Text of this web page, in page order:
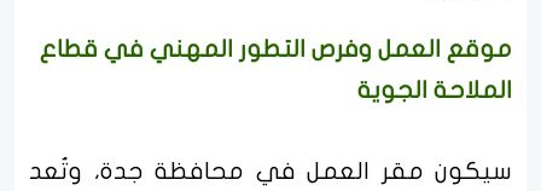
موقع العمل وفرص التطور المهني في قطاع
الملاحة الجوية
سيكون مقر العمل في محافظة جدة، وتُعد